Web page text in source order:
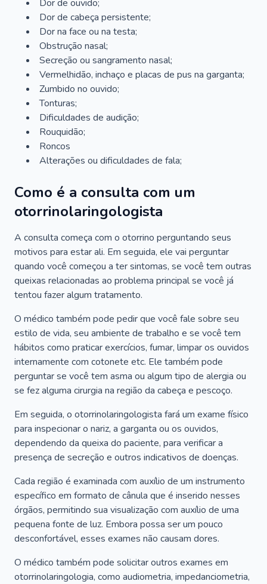
Dor de ouvido;
Dor de cabeça persistente;
Dor na face ou na testa;
Obstrução nasal;
Secreção ou sangramento nasal;
Vermelhidão, inchaço e placas de pus na garganta;
Zumbido no ouvido;
Tonturas;
Dificuldades de audição;
Rouquidão;
Roncos
Alterações ou dificuldades de fala;
Como é a consulta com um
otorrinolaringologista
A consulta começa com o otorrino perguntando seus
motivos para estar ali. Em seguida, ele vai perguntar
quando você começou a ter sintomas, se você tem outras
queixas relacionadas ao problema principal se você já
tentou fazer algum tratamento.
O médico também pode pedir que você fale sobre seu
estilo de vida, seu ambiente de trabalho e se você tem
hábitos como praticar exercícios, fumar, limpar os ouvidos
internamente com cotonete etc. Ele também pode
perguntar se você tem asma ou algum tipo de alergia ou
se fez alguma cirurgia na região da cabeça e pescoço.
Em seguida, o otorrinolaringologista fará um exame físico
para inspecionar o nariz, a garganta ou os ouvidos,
dependendo da queixa do paciente, para verificar a
presença de secreção e outros indicativos de doenças.
Cada região é examinada com auxílio de um instrumento
específico em formato de cânula que é inserido nesses
órgãos, permitindo sua visualização com auxílio de uma
pequena fonte de luz. Embora possa ser um pouco
desconfortável, esses exames não causam dores.
O médico também pode solicitar outros exames em
otorrinolaringologia, como audiometria, impedanciometria,